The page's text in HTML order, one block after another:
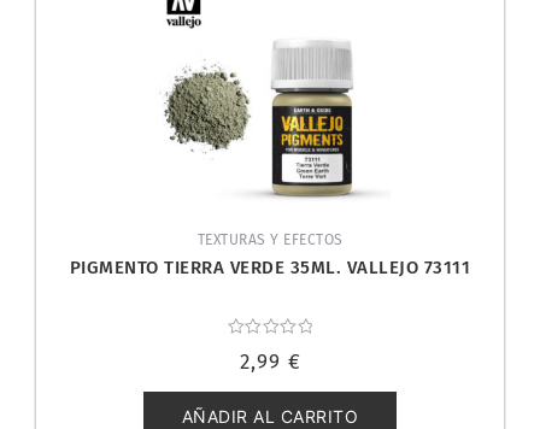
TEXTURAS Y EFECTOS
PIGMENTO TIERRA VERDE 35ML. VALLEJO 73111
con
de
5
2,99 €
AÑADIR AL CARRITO